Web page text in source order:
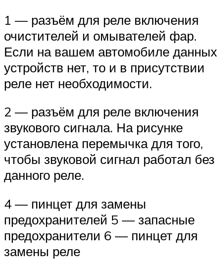
1 — разъём для реле включения
очистителей и омывателей фар.
Если на вашем автомобиле данных
устройств нет, то и в присутствии
реле нет необходимости.
2 — разъём для реле включения
звукового сигнала. На рисунке
установлена перемычка для того,
чтобы звуковой сигнал работал без
данного реле.
4 — пинцет для замены
предохранителей 5 — запасные
предохранители 6 — пинцет для
замены реле